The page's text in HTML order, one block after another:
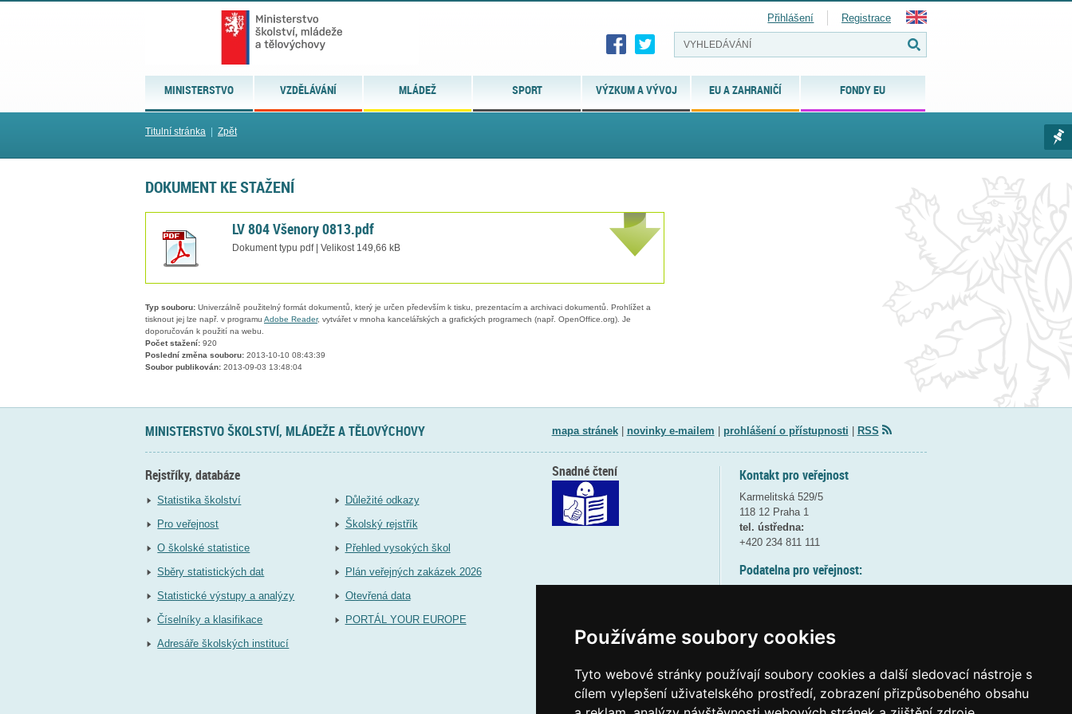
Používáme soubory cookies
Tyto webové stránky používají soubory cookies a další sledovací nástroje s
cílem vylepšení uživatelského prostředí, zobrazení přizpůsobeného obsahu
MINISTERSTVO VZDĚLÁVÁNÍ MLÁDEŽ SPORT VÝZKUM A VÝVOJ EU A ZAHRANIČÍ FONDY EU
Přihlášení Registrace
Titulní stránka Zpět
DOKUMENT KE STAŽENÍ
LV 804 Všenory 0813.pdf
Dokument typu pdf | Velikost 149,66 kB
Typ souboru: Univerzálně použitelný formát dokumentů, který je určen především k tisku, prezentacím a archivaci dokumentů. Prohlížet a
tisknout jej lze např. v programu Adobe Reader, vytvářet v mnoha kancelářských a grafických programech (např. OpenOffice.org). Je
doporučován k použití na webu.
Počet stažení: 920
Poslední změna souboru: 2013-10-10 08:43:39
Soubor publikován: 2013-09-03 13:48:04
MINISTERSTVO ŠKOLSTVÍ, MLÁDEŽE A TĚLOVÝCHOVY mapa stránek| novinky e-mailem prohlášení o přístupnosti RSS
Rejstříky, databáze
Statistika školství
Pro veřejnost
O školské statistice
Sběry statistických dat
Statistické výstupy a analýzy
Číselníky a klasifikace
Adresáře školských institucí
Důležité odkazy
Školský rejstřík
Přehled vysokých škol
Plán veřejných zakázek 2026
Otevřená data
PORTÁL YOUR EUROPE
Kontakt pro veřejnost
Karmelitská 529/5
118 12 Praha 1
tel. ústředna:
+420 234 811 111
Podatelna pro veřejnost:
(více informací
Elektronická podatelna:
Snadné čtení